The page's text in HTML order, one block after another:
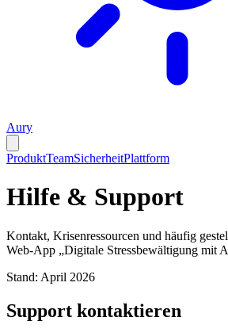
Aury
ProduktTeamSicherheitPlattform
Hilfe & Support
Kontakt, Krisenressourcen und häufig
Web-App „Digitale Stressbewältigung mit
Stand: April 2026
Support kontaktieren